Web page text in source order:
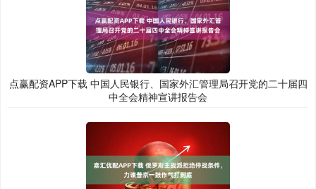
点赢配资APP下载 中国人民银行、国家外汇管理局召开党的二十届四
中全会精神宣讲报告会